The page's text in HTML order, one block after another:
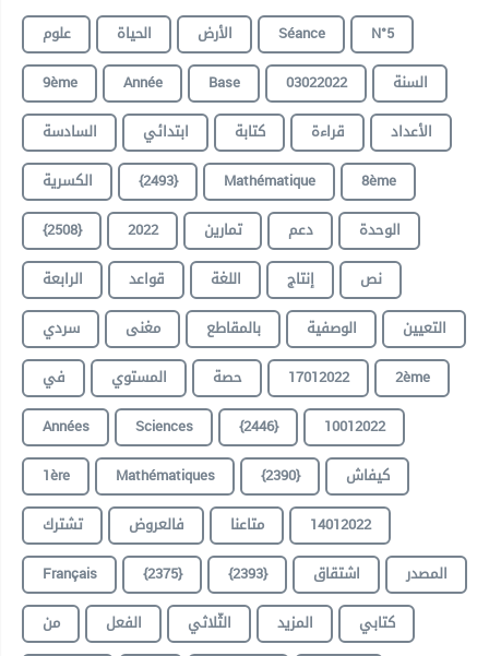
علوم الحياة الأرض Séance
N°5
9ème
Année Base 03022022
السنة
السادسة
ابتدائي كتابة قراءة
الأعداد
الكسرية
{2493} Mathématique
8ème
{2508}
2022 تمارين دعم
الوحدة
الرابعة
قواعد اللغة إنتاج
نص
سردي
مغنى بالمقاطع الوصفية
التعيين
في
المستوي حصة 17012022
2ème
Années
Sciences {2446}
10012022
1ère
Mathématiques {2390}
كيفاش
تشترك
فالعروض متاعنا
14012022
Français
{2375} {2393} اشتقاق
المصدر
من
الفعل الثّلاثي المزيد
كتابي